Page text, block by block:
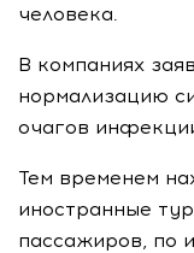
человека.
В компаниях
нормализацию
очагов
Тем временем
иностранные
пассажиров, по